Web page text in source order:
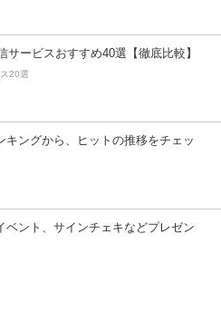
サービスおすすめ40選【徹底比較】
20選
キングから、ヒットの推移をチェッ
ベント、サインチェキなどプレゼン